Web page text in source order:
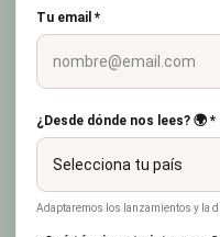
Tu email *
¿Desde dónde nos lees? 🌍 *
Adaptaremos los lanzamientos y la